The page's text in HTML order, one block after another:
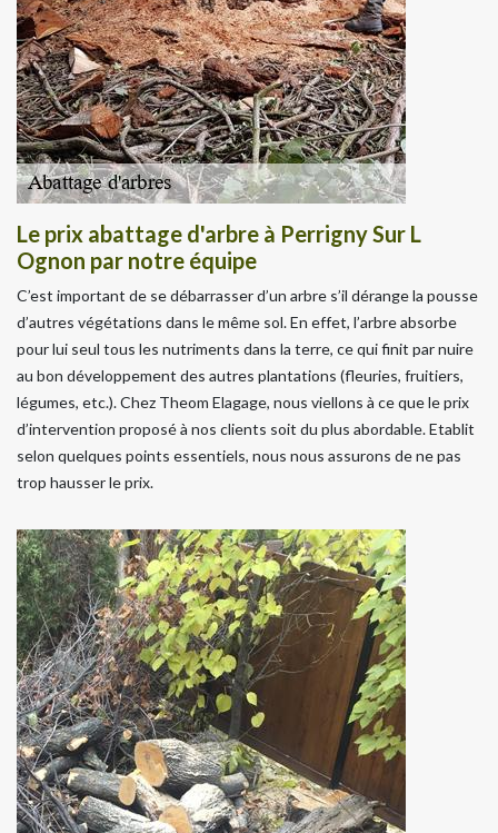
Le prix abattage d'arbre à Perrigny Sur L
Ognon par notre équipe
C’est important de se débarrasser d’un arbre s’il dérange la pousse
d’autres végétations dans le même sol. En effet, l’arbre absorbe
pour lui seul tous les nutriments dans la terre, ce qui finit par nuire
au bon développement des autres plantations (fleuries, fruitiers,
légumes, etc.). Chez Theom Elagage, nous viellons à ce que le prix
d’intervention proposé à nos clients soit du plus abordable. Etablit
selon quelques points essentiels, nous nous assurons de ne pas
trop hausser le prix.